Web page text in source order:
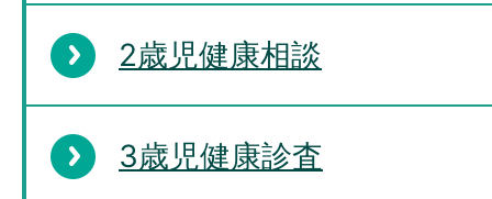
2歳児健康相談
3歳児健康診査